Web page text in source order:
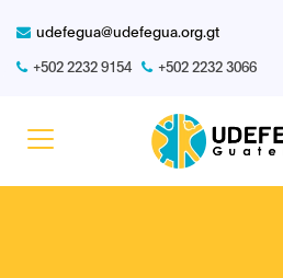
udefegua@udefegua.org.gt
+502 2232 9154
+502 2232 3066